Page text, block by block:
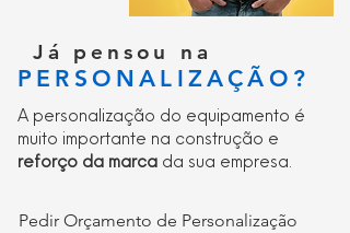
Já pensou na
PERSONALIZAÇÃO?
A personalização do equipamento é
muito importante na construção e
reforço da marca da sua empresa.
Pedir Orçamento de Personalização